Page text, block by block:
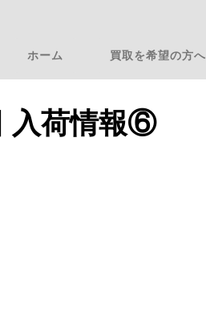
ホーム 買取を希望の方へ
入荷情報⑥